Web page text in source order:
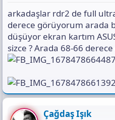
s
ı
n
ı
K
o
a
l
a
arkadaşlar rdr2 de full
derece görüyorum arada
düşüyor ekran kartım
sizce ? Arada 68-66
Çağdaş Işık